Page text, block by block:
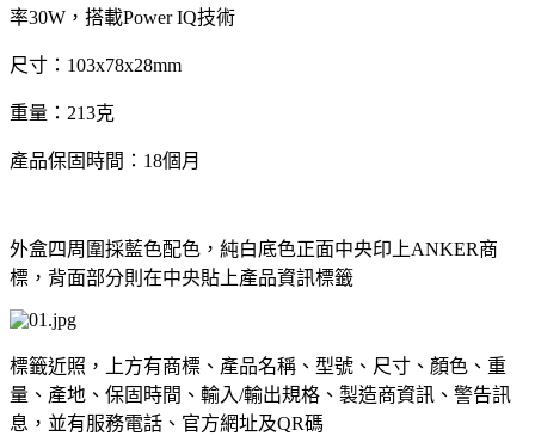
率30W ，搭載Power IQ技術
尺寸： 103x78x28mm
重量： 213克
產品保固時間： 18個月
外盒四周圍採藍色配色，純白底色正面中央印上ANKER商
標，背面部分則在中央貼上產品資訊標籤
標籤近照，上方有商標、產品名稱、型號、尺寸、顏色、重
量、產地、保固時間、輸入/輸出規格、製造商資訊、警告訊
息，並有服務電話、官方網址及QR碼